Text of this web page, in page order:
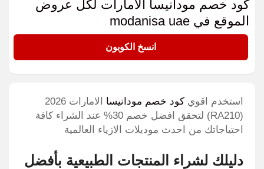
كود خصم مودانيسا الامارات لكل عروض
الموقع في modanisa uae
انسخ الكوبون
استخدم اقوي كود خصم مودانيسا
الامارات 2026
(RA210) لتحقق افضل خصم 30% عند الشراء كافة
احتياجاتك من احدث موديلات الازياء العالمية
دليلك لشراء المنتجات الطبيعية بأفضل